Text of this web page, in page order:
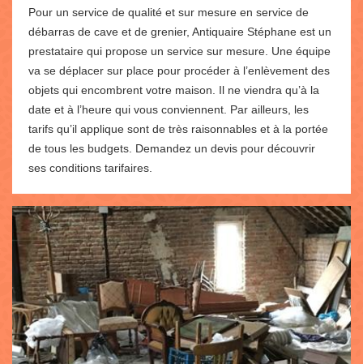
Pour un service de qualité et sur mesure en service de
débarras de cave et de grenier, Antiquaire Stéphane est un
prestataire qui propose un service sur mesure. Une équipe
va se déplacer sur place pour procéder à l’enlèvement des
objets qui encombrent votre maison. Il ne viendra qu’à la
date et à l’heure qui vous conviennent. Par ailleurs, les
tarifs qu’il applique sont de très raisonnables et à la portée
de tous les budgets. Demandez un devis pour découvrir
ses conditions tarifaires.